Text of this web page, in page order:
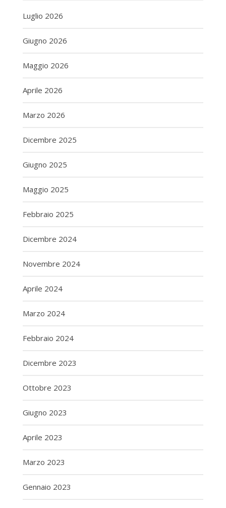
Luglio 2026
Giugno 2026
Maggio 2026
Aprile 2026
Marzo 2026
Dicembre 2025
Giugno 2025
Maggio 2025
Febbraio 2025
Dicembre 2024
Novembre 2024
Aprile 2024
Marzo 2024
Febbraio 2024
Dicembre 2023
Ottobre 2023
Giugno 2023
Aprile 2023
Marzo 2023
Gennaio 2023